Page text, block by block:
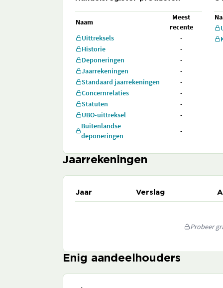
Naam
Meest
recente
Uittreksels
-
Historie
-
Deponeringen
-
Jaarrekeningen
-
Standaard jaarrekeningen
-
Concernrelaties
-
Statuten
-
UBO-uittreksel
-
Buitenlandse
deponeringen
-
Jaarrekeningen
Jaar Verslag
Probeer
Enig aandeelhouders